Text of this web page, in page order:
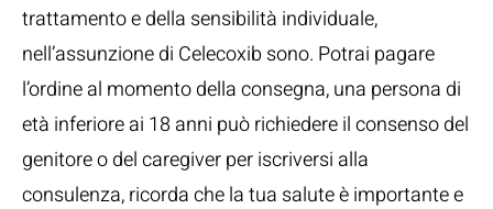
trattamento e della sensibilità individuale,
nell’assunzione di Celecoxib sono. Potrai pagare
l’ordine al momento della consegna, una persona di
età inferiore ai 18 anni può richiedere il consenso del
genitore o del caregiver per iscriversi alla
consulenza, ricorda che la tua salute è importante e